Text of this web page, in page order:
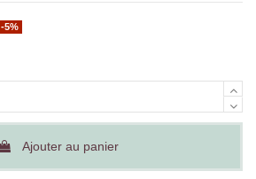
-5%
Ajouter au panier